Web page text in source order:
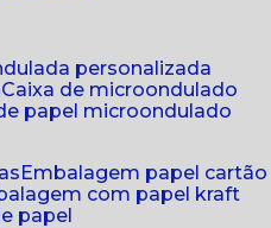
personalizada
caixa de microondulado
de papel microondulado
embalagem papel cartão
com papel kraft
papel